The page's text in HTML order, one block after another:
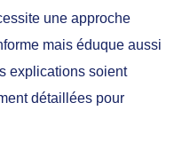
une approche
mais éduque aussi
explications soient
détaillées pour